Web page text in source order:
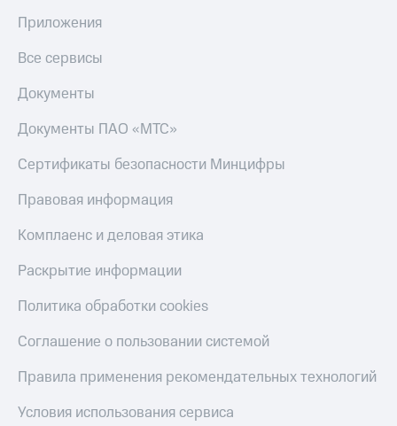
Приложения
Все сервисы
Документы
Документы ПАО «МТС»
Сертификаты безопасности Минцифры
Правовая информация
Комплаенс и деловая этика
Раскрытие информации
Политика обработки cookies
Соглашение о пользовании системой
Правила применения рекомендательных технологий
Условия использования сервиса